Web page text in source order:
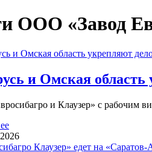
ООО «Завод
и Омская
и Клаузер» с рабочим